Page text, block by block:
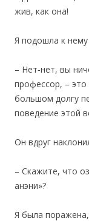
жив, как она!
Я подошла к
– Нет‐нет, вы
профессор, –
большом долгу
поведение этой
Он вдруг
– Скажите, что
анэни»?
Я была